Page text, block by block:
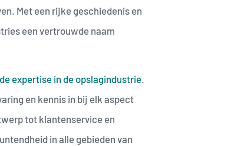
Met een rijke geschiedenis en
een vertrouwde naam
expertise in de opslagindustrie.
en kennis in bij elk aspect
tot klantenservice en
in alle gebieden van